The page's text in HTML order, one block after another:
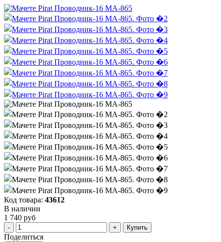
Код товара: 43612
В наличии
1 740 руб
Купить
Поделиться